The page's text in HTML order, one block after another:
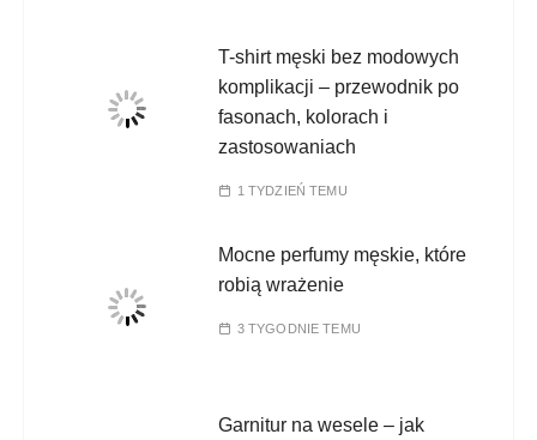
T-shirt męski bez modowych
komplikacji – przewodnik po
fasonach, kolorach i
zastosowaniach
1 TYDZIEŃ TEMU
Mocne perfumy męskie, które
robią wrażenie
3 TYGODNIE TEMU
Garnitur na wesele – jak